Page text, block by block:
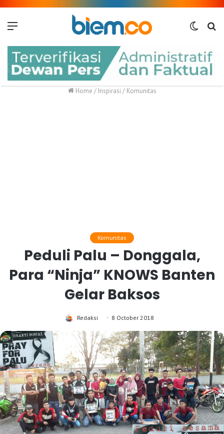
Switch
Home / Inspirasi / Komunitas
Komunitas
Peduli Palu – Donggala,
Para “Ninja” KNOWS Banten
Gelar Baksos
Redaksi 8 October 2018